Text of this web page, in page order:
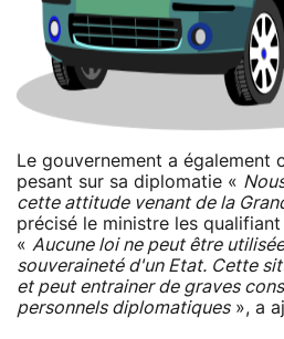
Le gouvernement a également
pesant sur sa diplomatie «
cette attitude venant de la
précisé le ministre les qualifiant
« Aucune loi ne peut être
souveraineté d'un Etat. Cette
et peut entrainer de graves
personnels diplomatiques», a